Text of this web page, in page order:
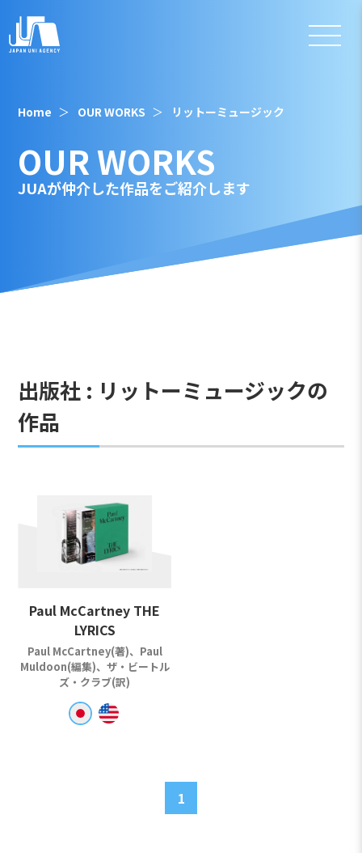
Home OUR WORKS リットーミュージック
OUR WORKS
JUAが仲介した作品をご紹介します
出版社 : リットーミュージックの
作品
Paul McCartney THE
LYRICS
Paul McCartney(著)、Paul
Muldoon(編集)、ザ・ビートル
ズ・クラブ(訳)
1